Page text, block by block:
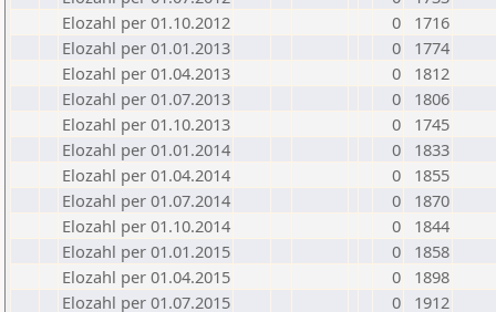
Elozahl per 01.10.2012
0
1716
Elozahl per 01.01.2013
0
1774
Elozahl per 01.04.2013
0
1812
Elozahl per 01.07.2013
0
1806
Elozahl per 01.10.2013
0
1745
Elozahl per 01.01.2014
0
1833
Elozahl per 01.04.2014
0
1855
Elozahl per 01.07.2014
0
1870
Elozahl per 01.10.2014
0
1844
Elozahl per 01.01.2015
0
1858
Elozahl per 01.04.2015
0
1898
Elozahl per 01.07.2015
0
1912